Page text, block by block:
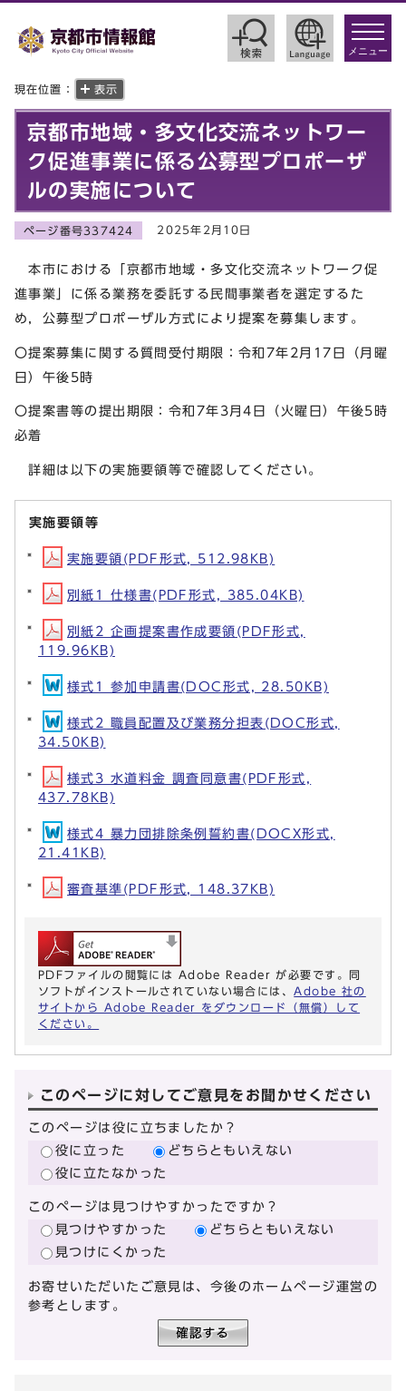
toggle
メニュー
現在位置： 表示
京都市地域・多文化交流ネットワー
ク促進事業に係る公募型プロポーザ
ルの実施について
ページ番号337424 2025年2月10日
本市における「京都市地域・多文化交流ネットワーク促
進事業」に係る業務を委託する民間事業者を選定するた
め，公募型プロポーザル方式により提案を募集します。
〇提案募集に関する質問受付期限：令和7年2月17日（月曜
日）午後5時
〇提案書等の提出期限：令和7年3月4日（火曜日）午後5時
必着
詳細は以下の実施要領等で確認してください。
実施要領等
実施要領(PDF形式, 512.98KB)
別紙1 仕様書(PDF形式, 385.04KB)
別紙2 企画提案書作成要領(PDF形式,
119.96KB)
様式1 参加申請書(DOC形式, 28.50KB)
様式2 職員配置及び業務分担表(DOC形式,
34.50KB)
様式3 水道料金 調査同意書(PDF形式,
437.78KB)
様式4 暴力団排除条例誓約書(DOCX形式,
21.41KB)
審査基準(PDF形式, 148.37KB)
PDFファイルの閲覧には Adobe Reader が必要です。同
ソフトがインストールされていない場合には、 Adobe 社の
サイトから Adobe Reader をダウンロード（無償）して
ください。
このページに対してご意見をお聞かせください
このページは役に立ちましたか？
役に立った
どちらともいえない
役に立たなかった
このページは見つけやすかったですか？
見つけやすかった
どちらともいえない
見つけにくかった
お寄せいただいたご意見は、今後のホームページ運営の
参考とします。